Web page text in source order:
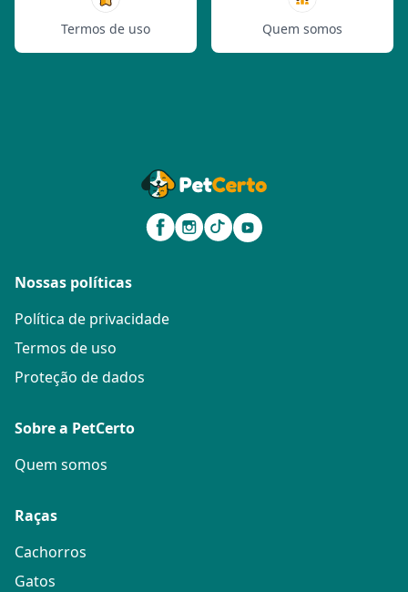
Termos de uso Quem somos
Nossas políticas
Política de privacidade
Termos de uso
Proteção de dados
Sobre a PetCerto
Quem somos
Raças
Cachorros
Gatos